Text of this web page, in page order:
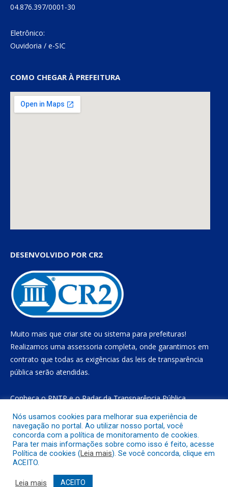
04.876.397/0001-30
Eletrônico:
Ouvidoria / e-SIC
COMO CHEGAR À PREFEITURA
DESENVOLVIDO POR CR2
Muito mais que criar site ou sistema para prefeituras!
Realizamos uma assessoria completa, onde garantimos em
contrato que todas as exigências das leis de transparência
pública serão atendidas.
Conheça oPNTPe oRadar da Transparência Pública
Todos os direitos reservados a Prefeitura Municipal de Gurupá
Mapa do Site
Acessar o Webmail
Nós usamos cookies para melhorar sua experiência de
navegação no portal. Ao utilizar nosso portal, você
concorda com a política de monitoramento de cookies.
Para ter mais informações sobre como isso é feito, acesse
Política de cookies (Leia mais). Se você concorda, clique em
ACEITO.
Leia mais ACEITO